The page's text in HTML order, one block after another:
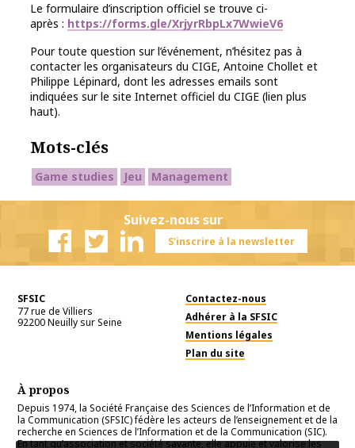
Le formulaire d’inscription officiel se trouve ci-
après : https://forms.gle/XrjyrRbpLx7WwieV6
Pour toute question sur l’événement, n’hésitez pas à
contacter les organisateurs du CIGE, Antoine Chollet et
Philippe Lépinard, dont les adresses emails sont
indiquées sur le site Internet officiel du CIGE (lien plus
haut).
Mots-clés
Game studies Jeu Management
Suivez-nous sur
S'inscrire à la newsletter
SFSIC
77 rue de Villiers
92200Neuilly sur Seine
Contactez-nous
Adhérer à la SFSIC
Mentions légales
Plan du site
À propos
Depuis 1974, la Société Française des Sciences de l’Information et de
la Communication (SFSIC) fédère les acteurs de l’enseignement et de la
recherche en Sciences de l’Information et de la Communication (SIC).
En tant qu’association et société savante, elle appuie et valorise les